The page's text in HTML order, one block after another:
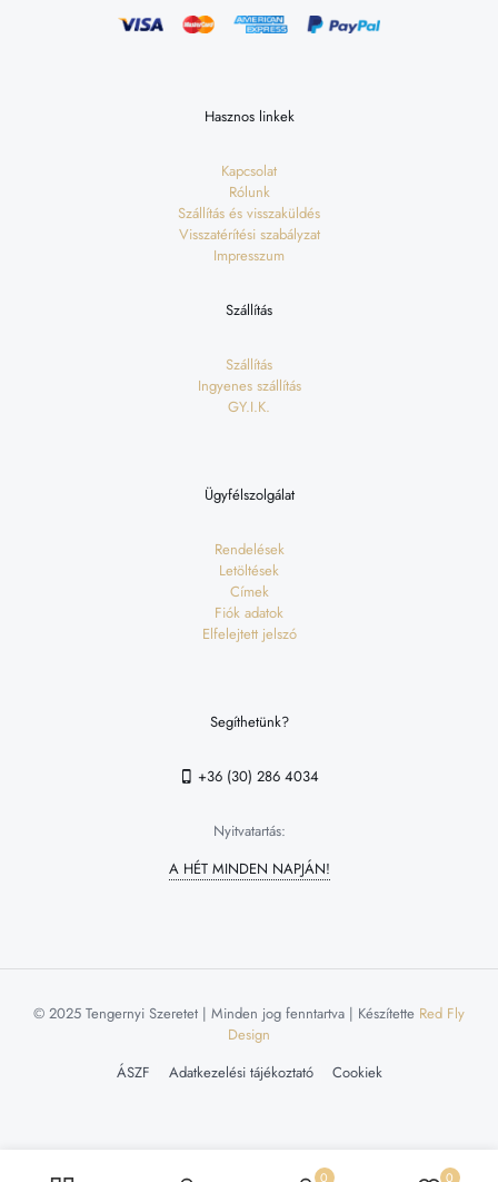
Hasznos linkek
Kapcsolat
Rólunk
Szállítás és visszaküldés
Visszatérítési szabályzat
Impresszum
Szállítás
Szállítás
Ingyenes szállítás
GY.I.K.
Ügyfélszolgálat
Rendelések
Letöltések
Címek
Fiók adatok
Elfelejtett jelszó
Segíthetünk?
+36 (30) 286 4034
Nyitvatartás:
A HÉT MINDEN NAPJÁN!
© 2025 Tengernyi Szeretet | Minden jog fenntartva | Készítette Red Fly
Design
ÁSZF
Adatkezelési tájékoztató Cookiek
0 0